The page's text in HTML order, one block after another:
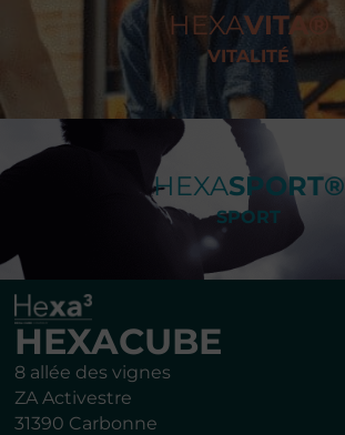
HEXAVITA®
VITALITÉ
HEXASPORT®
SPORT
HEXACUBE
8 allée des vignes
ZA Activestre
31390 Carbonne